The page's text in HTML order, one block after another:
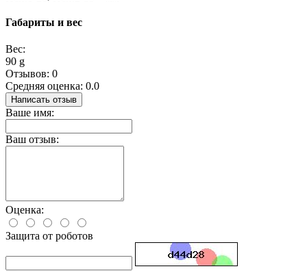
Габариты и вес
Вес:
90 g
Отзывов: 0
Средняя оценка: 0.0
Написать отзыв
Ваше имя:
Ваш отзыв:
Оценка:
Защита от роботов